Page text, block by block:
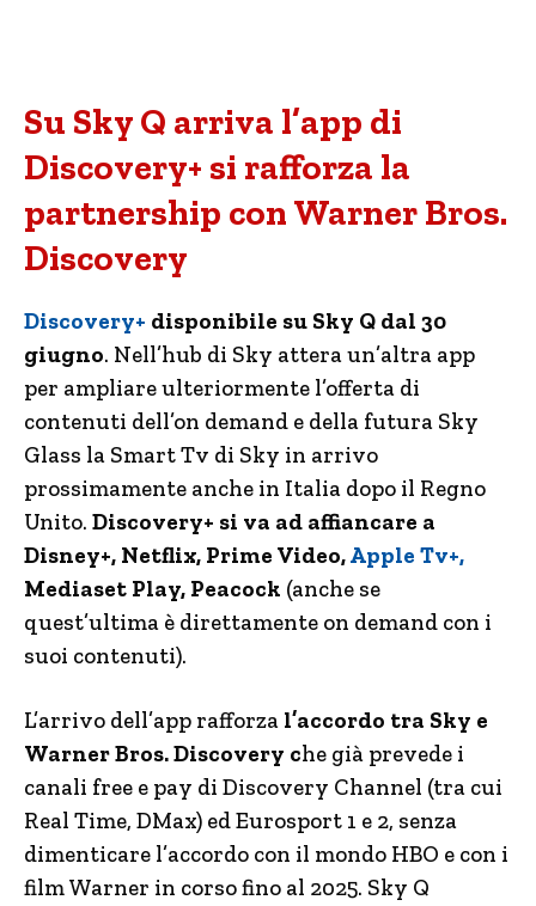
Su Sky Q arriva l’app di
Discovery+ si rafforza la
partnership con Warner Bros.
Discovery
Discovery+ disponibile su Sky Q dal 30
giugno. Nell’hub di Sky attera un’altra app
per ampliare ulteriormente l’offerta di
contenuti dell’on demand e della futura Sky
Glass la Smart Tv di Sky in arrivo
prossimamente anche in Italia dopo il Regno
Unito. Discovery+ si va ad affiancare a
Disney+, Netflix, Prime Video,Apple Tv+,
Mediaset Play, Peacock (anche se
quest’ultima è direttamente on demand con i
suoi contenuti).
L’arrivo dell’app rafforza l’accordo tra Sky e
Warner Bros. Discovery che già prevede i
canali free e pay di Discovery Channel (tra cui
Real Time, DMax) ed Eurosport 1 e 2, senza
dimenticare l’accordo con il mondo HBO e con i
film Warner in corso fino al 2025. Sky Q